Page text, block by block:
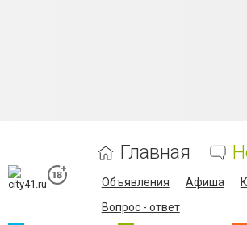
Главная
Объявления Афиша
Вопрос - ответ